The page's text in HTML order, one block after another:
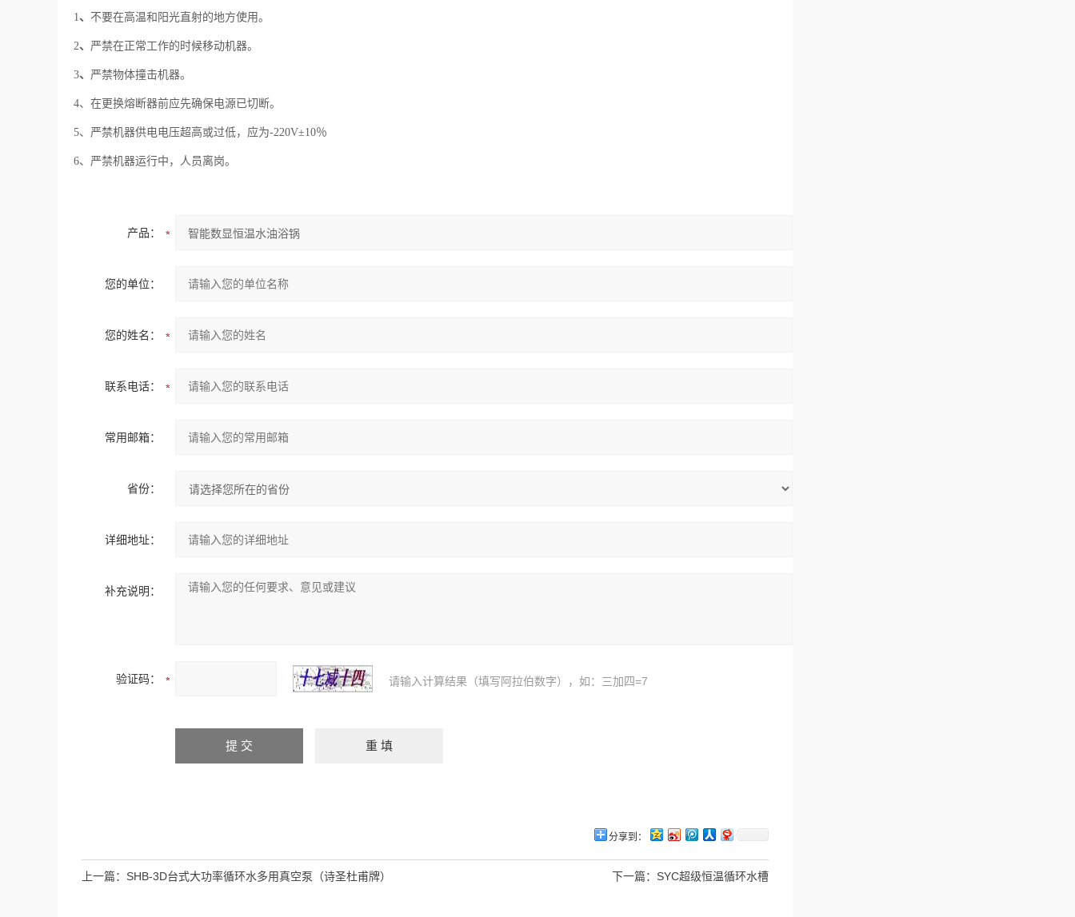
1、 不要在高温和阳光直射的地方使用。
2、 严禁在正常工作的时候移动机器。
3、 严禁物体撞击机器。
4、在更换熔断器前应先确保电源已切断。
5、严禁机器供电电压超高或过低，应为-220V±10％
6、严禁机器运行中，人员离岗。
产品：
您的单位：
您的姓名：
联系电话：
常用邮箱：
省份：
详细地址：
补充说明：
验证码： 请输入计算结果（填写阿拉伯数字），如：三加四=7
分享到：
上一篇： SHB-3D台式大功率循环水多用真空泵（诗圣杜甫牌） 下一篇： SYC超级恒温循环水槽